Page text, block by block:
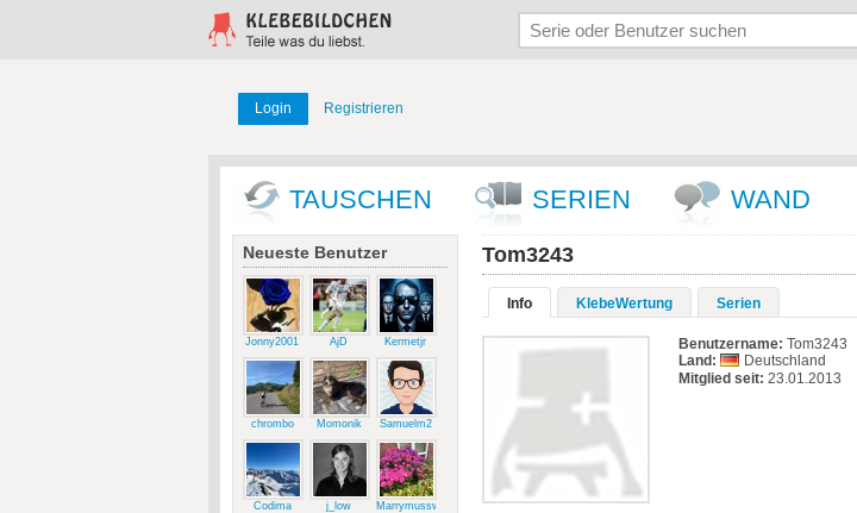
Login Registrieren
TAUSCHEN SERIEN WAND
Neueste Benutzer
Jonny2001 AjD Kermetjr
chrombo Momonik Samuelm2
Codima j_low Marrymussweg
Tom3243
Info KlebeWertung Serien
Benutzername: Tom3243
Land:
Deutschland
Mitglied seit: 23.01.2013